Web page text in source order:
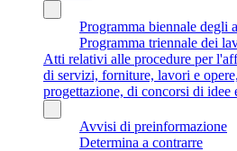
Programma biennale degli
Programma triennale dei
Atti relativi alle procedure per
di servizi, forniture, lavori e
progettazione, di concorsi di idee
Avvisi di preinformazione
Determina a contrarre